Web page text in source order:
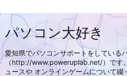
パソコン大好き
愛知県でパソコンサポートをしている
（http://www.poweruplab.net/）です
ュースや オンラインゲームについて綴